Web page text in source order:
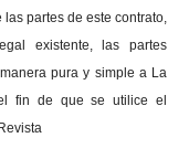
partes de este contrato,
existente, las partes
pura y simple a La
fin de que se utilice el